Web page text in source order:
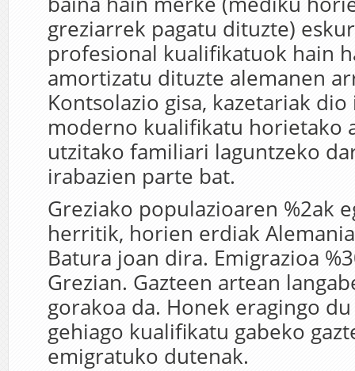
greziarrek pagatu dituzte)
profesional kualifikatuok hain
amortizatu dituzte alemanen
Kontsolazio gisa, kazetariak
moderno kualifikatu horietako
utzitako familiari laguntzeko
irabazien parte bat.
Greziako populazioaren %2ak
herritik, horien erdiak
Batura joan dira. Emigrazioa
Grezian. Gazteen artean
gorakoa da. Honek eragingo
gehiago kualifikatu gabeko
emigratuko dutenak.